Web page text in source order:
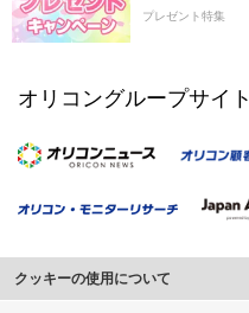
プレゼント特集
オリコングループサイト
クッキーの使用について